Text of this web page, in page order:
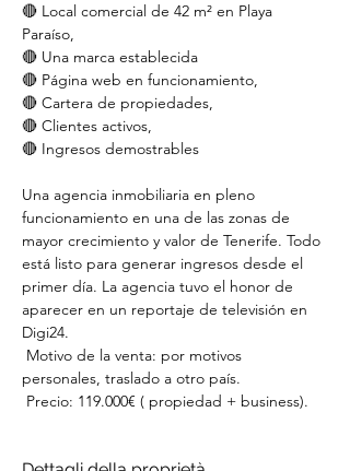
🔴 Local comercial de 42 m² en Playa
Paraíso,
🔴 Una marca establecida
🔴 Página web en funcionamiento,
🔴 Cartera de propiedades,
🔴 Clientes activos,
🔴 Ingresos demostrables
Una agencia inmobiliaria en pleno
funcionamiento en una de las zonas de
mayor crecimiento y valor de Tenerife. Todo
está listo para generar ingresos desde el
primer día. La agencia tuvo el honor de
aparecer en un reportaje de televisión en
Digi24.
personales, traslado a otro país.
Precio: 119.000€ ( propiedad + business).